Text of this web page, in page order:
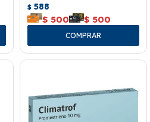
$ 588
$ 500 $ 500